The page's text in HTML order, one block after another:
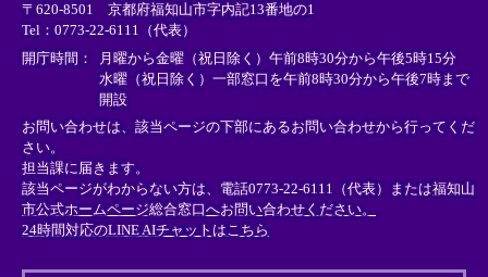
ン
ク
＞
ン
ク
＞
ン
ク
＞
〒620-8501 京都府福知山市字内記13番地の1
Tel：0773-22-6111（代表）
開庁時間： 月曜から金曜（祝日除く）午前8時30分から午後5時15分
水曜（祝日除く）一部窓口を午前8時30分から午後7時まで
開設
お問い合わせは、該当ページの下部にあるお問い合わせから行ってくだ
さい。
担当課に届きます。
該当ページがわからない方は、電話0773-22-6111（代表）または福知山
市公式ホームページ総合窓口へお問い合わせください。
24時間対応のLINE AIチャットはこちら
外